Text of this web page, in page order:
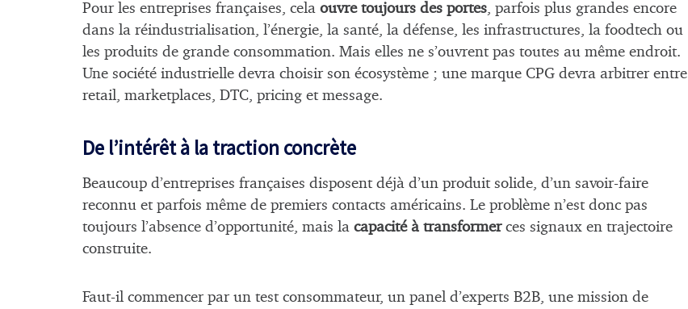
Pour les entreprises françaises, cela ouvre toujours des portes, parfois plus grandes encore
dans la réindustrialisation, l’énergie, la santé, la défense, les infrastructures, la foodtech ou
les produits de grande consommation. Mais elles ne s’ouvrent pas toutes au même endroit.
Une société industrielle devra choisir son écosystème ; une marque CPG devra arbitrer entre
retail, marketplaces, DTC, pricing et message.
De l’intérêt à la traction concrète
Beaucoup d’entreprises françaises disposent déjà d’un produit solide, d’un savoir-faire
reconnu et parfois même de premiers contacts américains. Le problème n’est donc pas
toujours l’absence d’opportunité, mais la capacité à transformerces signaux en trajectoire
construite.
Faut-il commencer par un test consommateur, un panel d’experts B2B, une mission de